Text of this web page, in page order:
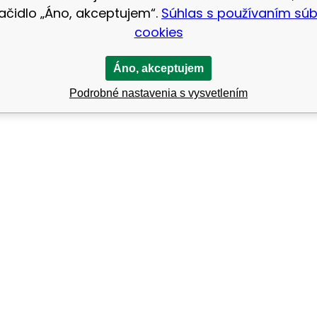
„Áno, akceptujem“. Súhlas s používaním
cookies
Áno, akceptujem
Podrobné nastavenia s vysvetlením